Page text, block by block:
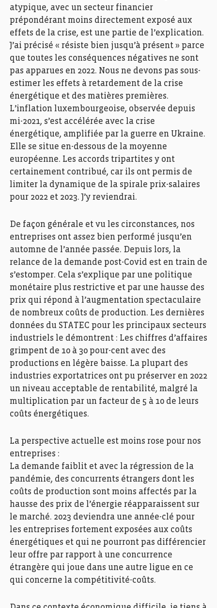
atypique, avec un secteur financier
prépondérant moins directement exposé aux
effets de la crise, est une partie de l’explication.
J’ai précisé « résiste bien jusqu’à présent » parce
que toutes les conséquences négatives ne sont
pas apparues en 2022. Nous ne devons pas sous-
estimer les effets à retardement de la crise
énergétique et des matières premières.
L’inflation luxembourgeoise, observée depuis
mi-2021, s’est accélérée avec la crise
énergétique, amplifiée par la guerre en Ukraine.
Elle se situe en-dessous de la moyenne
européenne. Les accords tripartites y ont
certainement contribué, car ils ont permis de
limiter la dynamique de la spirale prix-salaires
pour 2022 et 2023. J’y reviendrai.
De façon générale et vu les circonstances, nos
entreprises ont assez bien performé jusqu’en
automne de l’année passée. Depuis lors, la
relance de la demande post-Covid est en train de
s’estomper. Cela s’explique par une politique
monétaire plus restrictive et par une hausse des
prix qui répond à l’augmentation spectaculaire
de nombreux coûts de production. Les dernières
données du STATEC pour les principaux secteurs
industriels le démontrent : Les chiffres d’affaires
grimpent de 10 à 30 pour-cent avec des
productions en légère baisse. La plupart des
industries exportatrices ont pu préserver en 2022
un niveau acceptable de rentabilité, malgré la
multiplication par un facteur de 5 à 10 de leurs
coûts énergétiques.
La perspective actuelle est moins rose pour nos
entreprises :
La demande faiblit et avec la régression de la
pandémie, des concurrents étrangers dont les
coûts de production sont moins affectés par la
hausse des prix de l’énergie réapparaissent sur
le marché. 2023 deviendra une année-clé pour
les entreprises fortement exposées aux coûts
énergétiques et qui ne pourront pas différencier
leur offre par rapport à une concurrence
étrangère qui joue dans une autre ligue en ce
qui concerne la compétitivité-coûts.